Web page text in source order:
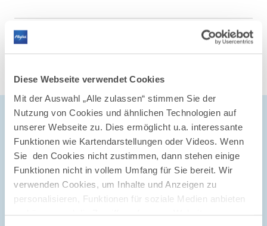
Diese Webseite verwendet Cookies
Mit der Auswahl „Alle zulassen“ stimmen Sie der
Nutzung von Cookies und ähnlichen Technologien auf
unserer Webseite zu. Dies ermöglicht u.a. interessante
Funktionen wie Kartendarstellungen oder Videos. Wenn
Sie den Cookies nicht zustimmen, dann stehen einige
Funktionen nicht in vollem Umfang für Sie bereit. Wir
verwenden Cookies, um Inhalte und Anzeigen zu
personalisieren, Funktionen für soziale Medien anbieten
©